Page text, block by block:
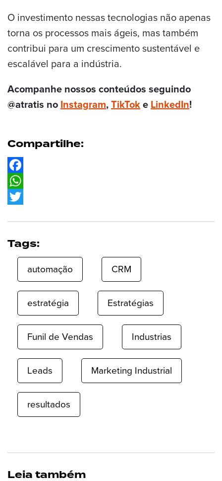
O investimento nessas tecnologias não apenas
torna os processos mais ágeis, mas também
contribui para um crescimento sustentável e
escalável para a indústria.
Acompanhe nossos conteúdos seguindo
@atratis no Instagram,TikToke LinkedIn!
Compartilhe:
Facebook
WhatsApp
Tags:
automação
CRM
estratégia Estratégias
Funil de Vendas Industrias
Leads Marketing Industrial
resultados
Leia também